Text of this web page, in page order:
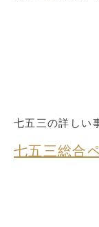
七五三の詳しい
七五三総合